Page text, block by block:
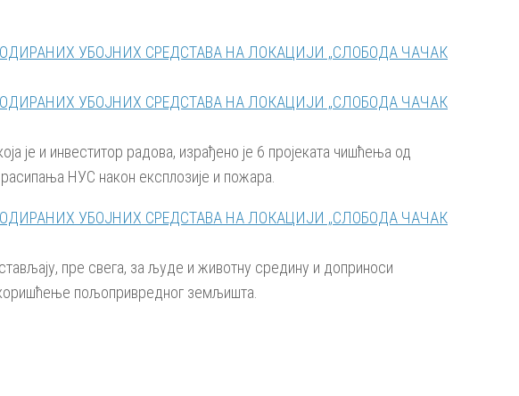
је и инвеститор радова, израђено је 6 пројеката чишћења од
НУС након експлозије и пожара.
пре свега, за људе и животну средину и доприноси
пољопривредног земљишта.